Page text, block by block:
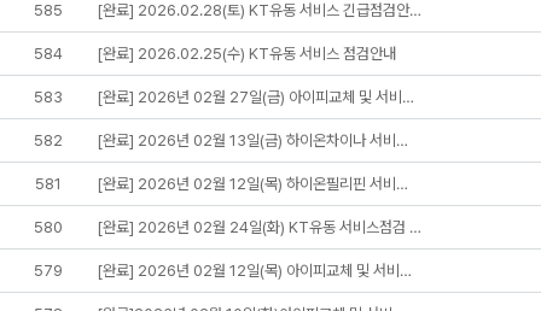
585 [완료] 2026.02.28(토) KT유동 서비스 긴급점검안…
584 [완료] 2026.02.25(수) KT유동 서비스 점검안내
583 [완료] 2026년 02월 27일(금) 아이피교체 및 서비…
582 [완료] 2026년 02월 13일(금) 하이온차이나 서비…
581 [완료] 2026년 02월 12일(목) 하이온필리핀 서비…
580 [완료] 2026년 02월 24일(화) KT유동 서비스점검 …
579 [완료] 2026년 02월 12일(목) 아이피교체 및 서비…